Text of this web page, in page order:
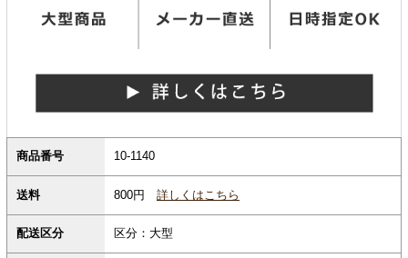
商品番号 10-1140
送料 800円 詳しくはこちら
配送区分 区分：大型